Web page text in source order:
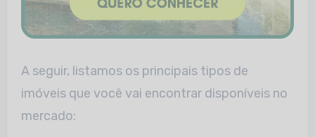
A seguir, listamos os principais tipos de
imóveis que você vai encontrar disponíveis no
mercado: